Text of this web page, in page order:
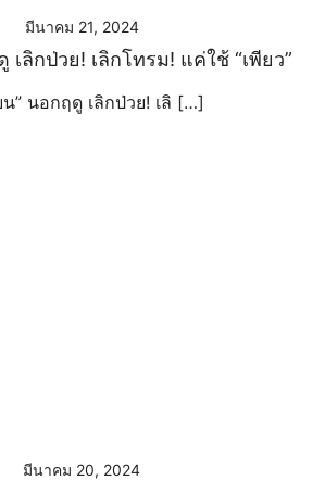
มีนาคม 21, 2024
เลิกป่วย! เลิกโทรม! แค่ใช้ “เพียว”
น” นอกฤดู เลิกป่วย! เลิ […]
มีนาคม 20, 2024